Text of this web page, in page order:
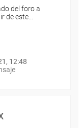
del foro a
de este…
12:48